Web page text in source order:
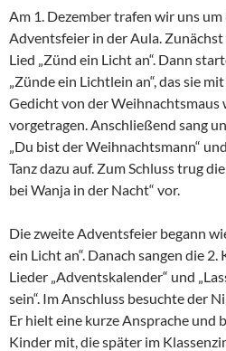
Am 1. Dezember trafen wir uns
Adventsfeier in der Aula. Zunächst
Lied „Zünd ein Licht an“. Dann
„Zünde ein Lichtlein an“, das sie
Gedicht von der Weihnachtsmaus
vorgetragen. Anschließend sang
„Du bist der Weihnachtsmann“
Tanz dazu auf. Zum Schluss trug
bei Wanja in der Nacht“ vor.
Die zweite Adventsfeier begann
ein Licht an“. Danach sangen die
Lieder „Adventskalender“ und
sein“. Im Anschluss besuchte der
Er hielt eine kurze Ansprache und
Kinder mit, die später im